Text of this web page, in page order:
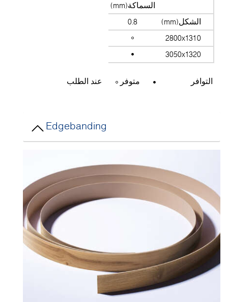
السماكة(mm)
الشكل(mm)
2800x1310
3050x1320
التوافر متوفر عند الطلب
Edgebanding